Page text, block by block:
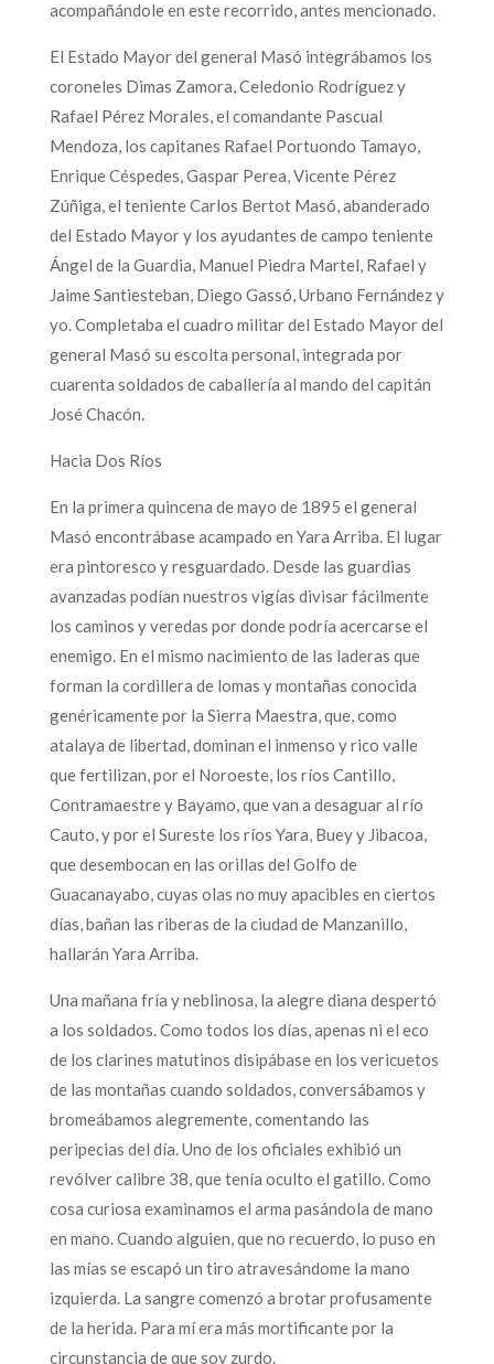
acompañándole en este recorrido, antes mencionado.
El Estado Mayor del general Masó integrábamos los
coroneles Dimas Zamora, Celedonio Rodríguez y
Rafael Pérez Morales, el comandante Pascual
Mendoza, los capitanes Rafael Portuondo Tamayo,
Enrique Céspedes, Gaspar Perea, Vicente Pérez
Zúñiga, el teniente Carlos Bertot Masó, abanderado
del Estado Mayor y los ayudantes de campo teniente
Ángel de la Guardia, Manuel Piedra Martel, Rafael y
Jaime Santiesteban, Diego Gassó, Urbano Fernández y
yo. Completaba el cuadro militar del Estado Mayor del
general Masó su escolta personal, integrada por
cuarenta soldados de caballería al mando del capitán
José Chacón.
Hacia Dos Ríos
En la primera quincena de mayo de 1895 el general
Masó encontrábase acampado en Yara Arriba. El lugar
era pintoresco y resguardado. Desde las guardias
avanzadas podían nuestros vigías divisar fácilmente
los caminos y veredas por donde podría acercarse el
enemigo. En el mismo nacimiento de las laderas que
forman la cordillera de lomas y montañas conocida
genéricamente por la Sierra Maestra, que, como
atalaya de libertad, dominan el inmenso y rico valle
que fertilizan, por el Noroeste, los ríos Cantillo,
Contramaestre y Bayamo, que van a desaguar al río
Cauto, y por el Sureste los ríos Yara, Buey y Jibacoa,
que desembocan en las orillas del Golfo de
Guacanayabo, cuyas olas no muy apacibles en ciertos
días, bañan las riberas de la ciudad de Manzanillo,
hallarán Yara Arriba.
Una mañana fría y neblinosa, la alegre diana despertó
a los soldados. Como todos los días, apenas ni el eco
de los clarines matutinos disipábase en los vericuetos
de las montañas cuando soldados, conversábamos y
bromeábamos alegremente, comentando las
peripecias del día. Uno de los oficiales exhibió un
revólver calibre 38, que tenía oculto el gatillo. Como
cosa curiosa examinamos el arma pasándola de mano
en mano. Cuando alguien, que no recuerdo, lo puso en
las mías se escapó un tiro atravesándome la mano
izquierda. La sangre comenzó a brotar profusamente
de la herida. Para mí era más mortificante por la
circunstancia de que soy zurdo.